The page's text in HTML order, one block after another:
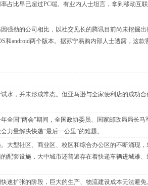
占比早已超过PC端。有业内人士坦言，拿到移动互
劲的公司相比，以社交见长的腾讯目前尚未挖掘出
和android两个版本。据苏宁易购内部人士透露，这
，并未形成常态。但亚马逊与全家便利店的成功合
国“两会”期间，全国政协委员、国家邮政局局长马
力量解决快递“最后一公里”的难题。
型社区、商业区、校区和综合办公区的不断涌现，
配套设施，大中城市还普遍存在着快递车辆进城难
扩张的阶段，巨大的生产、物流建设成本无法避免